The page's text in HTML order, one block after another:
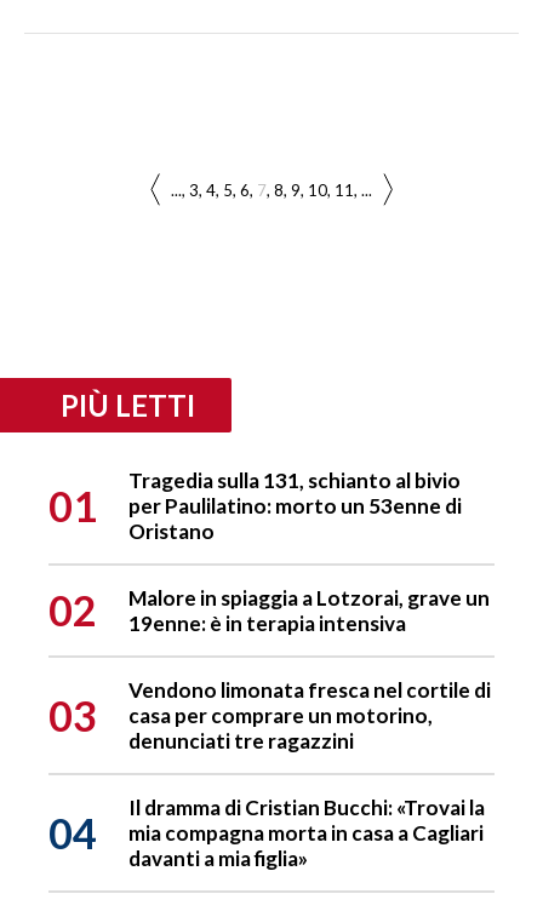
... 3 4 5 6 7 8 9 10 11 ...
PIÙ LETTI
01
Tragedia sulla 131, schianto al bivio
per Paulilatino: morto un 53enne di
Oristano
02
Malore in spiaggia a Lotzorai, grave un
19enne: è in terapia intensiva
03
Vendono limonata fresca nel cortile di
casa per comprare un motorino,
denunciati tre ragazzini
04
Il dramma di Cristian Bucchi: «Trovai la
mia compagna morta in casa a Cagliari
davanti a mia figlia»